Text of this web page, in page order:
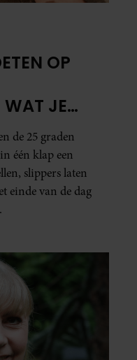
OP
WAT JE
de 25 graden
één klap een
slippers laten
einde van de dag